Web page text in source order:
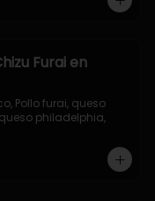
Furai en
Pollo furai, queso
philadelphia,